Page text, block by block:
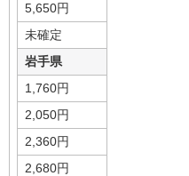
5,650円
未確定
岩手県
1,760円
2,050円
2,360円
2,680円